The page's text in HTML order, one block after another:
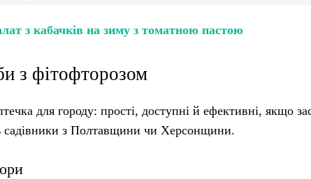
з кабачків на зиму з томатною пастою
з фітофторозом
для городу: прості, доступні й ефективні, якщо
садівники з Полтавщини чи Херсонщини.